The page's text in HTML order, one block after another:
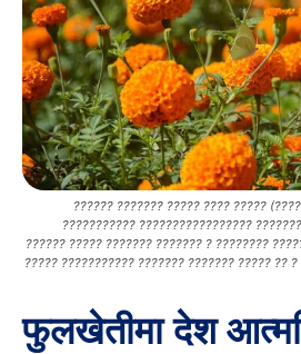
?????? ??????? ????? ???? ?????
??????????? ?????????????????
?????? ????? ??????? ??????? ? ????????
????? ??????????? ??????? ??????? ????? ??
फुलखेतीमा देश